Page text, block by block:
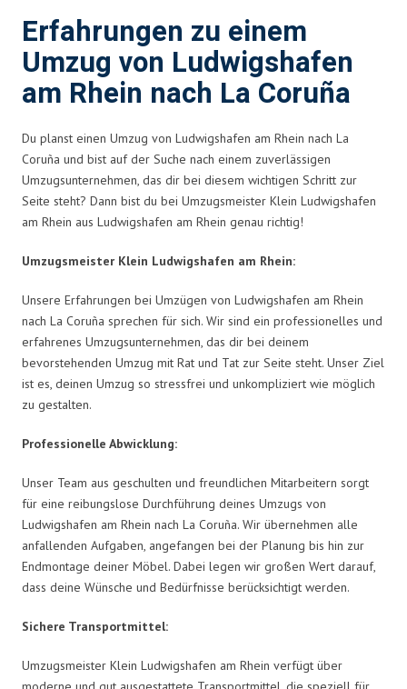
Erfahrungen zu einem
Umzug von Ludwigshafen
am Rhein nach La Coruña
Du planst einen Umzug von Ludwigshafen am Rhein nach La
Coruña und bist auf der Suche nach einem zuverlässigen
Umzugsunternehmen, das dir bei diesem wichtigen Schritt zur
Seite steht? Dann bist du bei Umzugsmeister Klein Ludwigshafen
am Rhein aus Ludwigshafen am Rhein genau richtig!
Umzugsmeister Klein Ludwigshafen am Rhein:
Unsere Erfahrungen bei Umzügen von Ludwigshafen am Rhein
nach La Coruña sprechen für sich. Wir sind ein professionelles und
erfahrenes Umzugsunternehmen, das dir bei deinem
bevorstehenden Umzug mit Rat und Tat zur Seite steht. Unser Ziel
ist es, deinen Umzug so stressfrei und unkompliziert wie möglich
zu gestalten.
Professionelle Abwicklung:
Unser Team aus geschulten und freundlichen Mitarbeitern sorgt
für eine reibungslose Durchführung deines Umzugs von
Ludwigshafen am Rhein nach La Coruña. Wir übernehmen alle
anfallenden Aufgaben, angefangen bei der Planung bis hin zur
Endmontage deiner Möbel. Dabei legen wir großen Wert darauf,
dass deine Wünsche und Bedürfnisse berücksichtigt werden.
Sichere Transportmittel:
Umzugsmeister Klein Ludwigshafen am Rhein verfügt über